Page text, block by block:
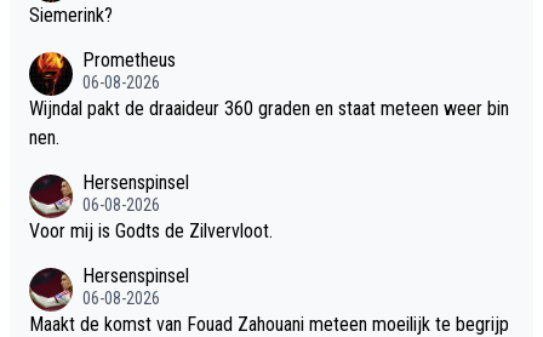
Siemerink?
Prometheus
06-08-2026
Wijndal pakt de draaideur 360 graden en staat meteen weer bin
nen.
Hersenspinsel
06-08-2026
Voor mij is Godts de Zilvervloot.
Hersenspinsel
06-08-2026
Maakt de komst van Fouad Zahouani meteen moeilijk te begrijp